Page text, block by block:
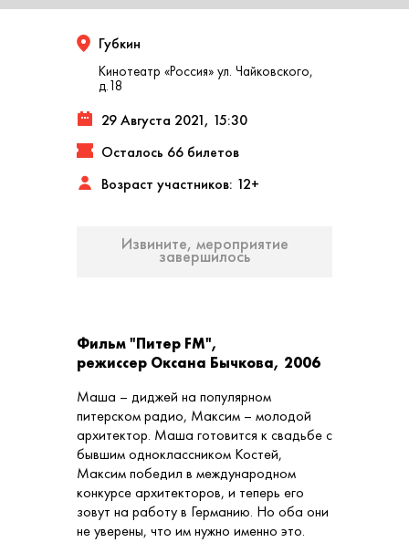
Губкин
Кинотеатр «Россия» ул. Чайковского,
д.18
29 Августа 2021, 15:30
Осталось 66 билетов
Возраст участников: 12+
Извините, мероприятие
завершилось
Фильм "Питер FM",
режиссер Оксана Бычкова, 2006
Маша – диджей на популярном
питерском радио, Максим – молодой
архитектор. Маша готовится к свадьбе с
бывшим одноклассником Костей,
Максим победил в международном
конкурсе архитекторов, и теперь его
зовут на работу в Германию. Но оба они
не уверены, что им нужно именно это.